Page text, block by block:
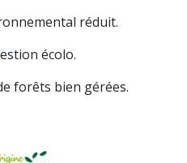
réduit.
écolo.
forêts bien gérées.